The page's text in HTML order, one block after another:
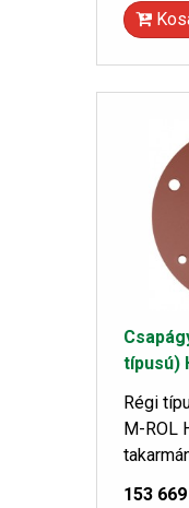
típusú)
Régi
M-ROL
153